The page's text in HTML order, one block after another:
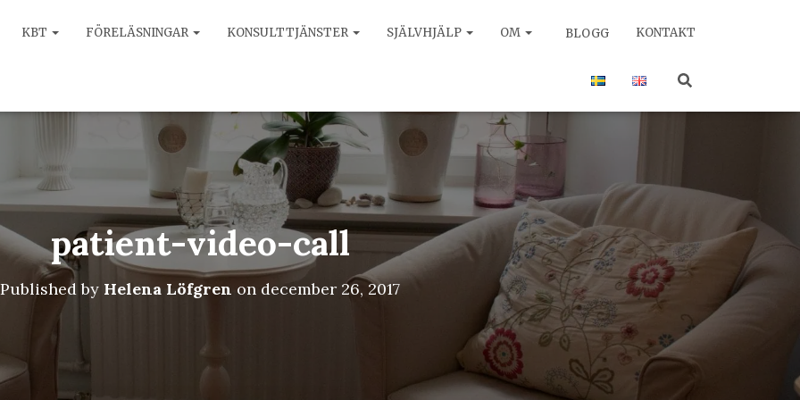
KBT FÖRELÄSNINGAR KONSULTTJÄNSTER SJÄLVHJÄLP OM BLOGG KONTAKT
patient-video-call
Published by Helena Löfgren on december 26, 2017